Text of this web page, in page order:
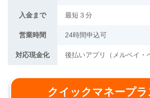
入金まで 最短３分
営業時間 24時間申込可
対応現金化 後払いアプリ（メルペイ・
クイックマネープラ